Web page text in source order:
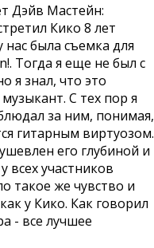
Дэйв Мастейн:
Кико 8 лет
нас была съемка для
Тогда я еще не был с
я знал, что это
С тех пор я
за ним, понимая,
гитарным виртуозом.
его глубиной и
всех участников
такое же чувство и
у Кико. Как говорил
- все лучшее